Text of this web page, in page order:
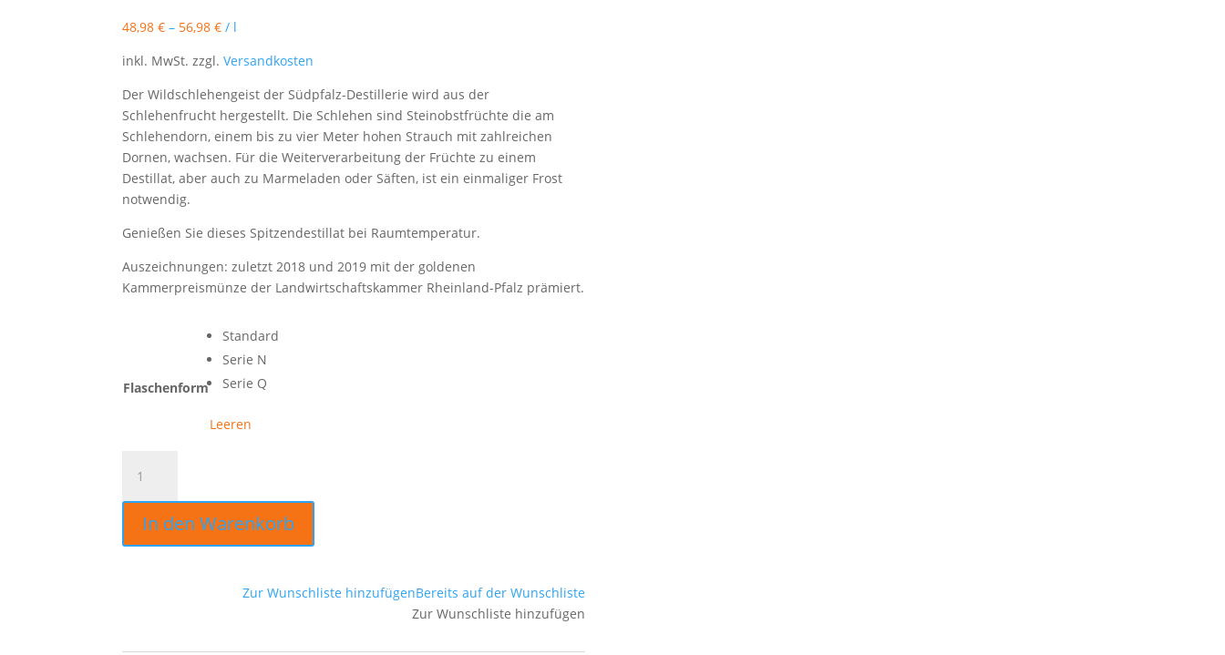
48,98€ – 56,98€ / l
inkl. MwSt. zzgl.Versandkosten
Der Wildschlehengeist der Südpfalz-Destillerie wird aus der
Schlehenfrucht hergestellt. Die Schlehen sind Steinobstfrüchte die am
Schlehendorn, einem bis zu vier Meter hohen Strauch mit zahlreichen
Dornen, wachsen. Für die Weiterverarbeitung der Früchte zu einem
Destillat, aber auch zu Marmeladen oder Säften, ist ein einmaliger Frost
notwendig.
Genießen Sie dieses Spitzendestillat bei Raumtemperatur.
Auszeichnungen: zuletzt 2018 und 2019 mit der goldenen
Kammerpreismünze der Landwirtschaftskammer Rheinland-Pfalz prämiert.
Flaschenform
Standard
Serie N
Serie Q
Leeren
0,5 Ltr.
Menge
In den Warenkorb
Zur Wunschliste hinzufügenBereits auf der Wunschliste
Zur Wunschliste hinzufügen